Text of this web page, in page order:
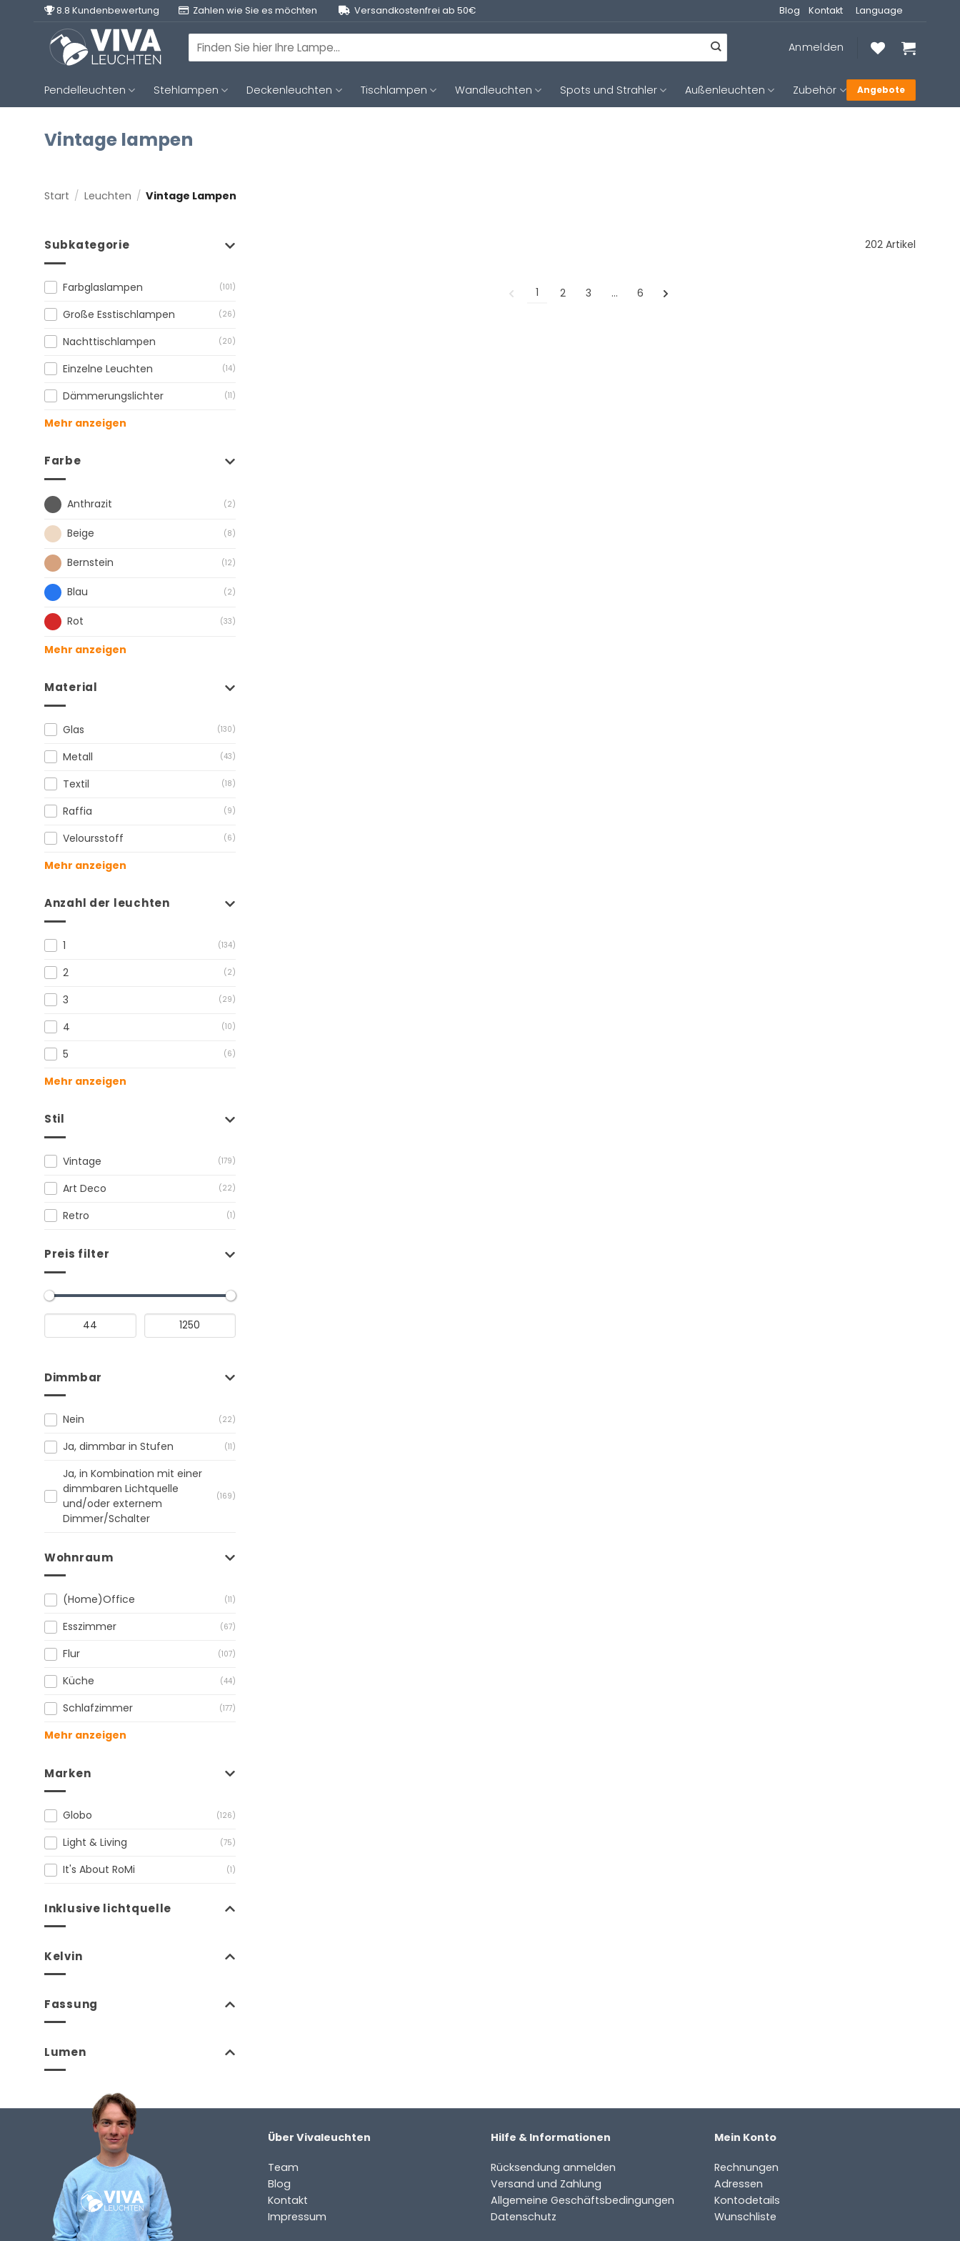
8.8 Kundenbewertung Zahlen wie Sie es möchten Versandkostenfrei ab 50€ Blog Kontakt Language
Suchen
nach:
Anmelden
Pendelleuchten Stehlampen Deckenleuchten Tischlampen Wandleuchten Spots und Strahler Außenleuchten Zubehör Angebote
Vintage lampen
Start / Leuchten / Vintage Lampen
Subkategorie
Farbglaslampen (101)
Große Esstischlampen (26)
Nachttischlampen (20)
Einzelne Leuchten (14)
Dämmerungslichter (11)
Mehr anzeigen
Farbe
Anthrazit (2)
Beige (8)
Bernstein (12)
Blau (2)
Rot (33)
Mehr anzeigen
Material
Glas (130)
Metall (43)
Textil (18)
Raffia (9)
Veloursstoff (6)
Mehr anzeigen
Anzahl der leuchten
1 (134)
2 (2)
3 (29)
4 (10)
5 (6)
Mehr anzeigen
Stil
Vintage (179)
Art Deco (22)
Retro (1)
Preis filter
Dimmbar
Nein (22)
Ja, dimmbar in Stufen (11)
Ja, in Kombination mit einer
dimmbaren Lichtquelle
und/oder externem
Dimmer/Schalter
(169)
Wohnraum
(Home)Office (11)
Esszimmer (67)
Flur (107)
Küche (44)
Schlafzimmer (177)
Mehr anzeigen
Marken
Globo (126)
Light & Living (75)
It's About RoMi (1)
Inklusive lichtquelle
Kelvin
Fassung
Lumen
202 Artikel
1 2 3 … 6
Über Vivaleuchten
Team
Blog
Kontakt
Impressum
Hilfe & Informationen
Rücksendung anmelden
Versand und Zahlung
Allgemeine Geschäftsbedingungen
Datenschutz
Mein Konto
Rechnungen
Adressen
Kontodetails
Wunschliste